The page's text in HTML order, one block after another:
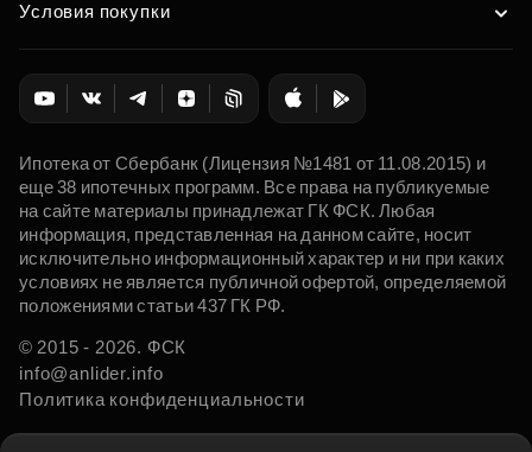
Условия покупки
Ипотека от Сбербанк (Лицензия №1481 от 11.08.2015) и
еще 38 ипотечных программ. Все права на публикуемые
на сайте материалы принадлежат ГК ФСК. Любая
информация, представленная на данном сайте, носит
исключительно информационный характер и ни при каких
условиях не является публичной офертой, определяемой
положениями статьи 437 ГК РФ.
© 2015 - 2026. ФСК
info@anlider.info
Политика конфиденциальности